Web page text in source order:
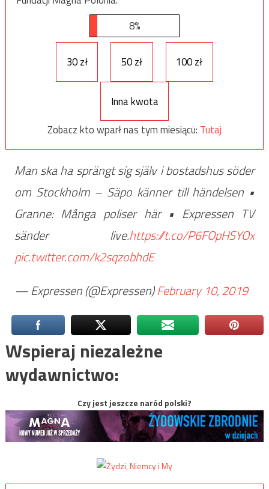
8%
30 zł 50 zł 100 zł
Inna kwota
Zobacz kto wparł nas tym miesiącu: Tutaj
Man ska ha sprängt sig själv i bostadshus söder
om Stockholm – Säpo känner till händelsen •
Granne: Många poliser här • Expressen TV
sänder live.https://t.co/P6FOpHSYOx
pic.twitter.com/k2sqzobhdE
— Expressen (@Expressen)February 10, 2019
Wspieraj niezależne
wydawnictwo:
Czy jest jeszcze naród polski?